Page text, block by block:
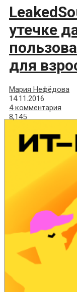
утечке
для
Мария Нефёдова
14.11.2016
4 комментария
8,145